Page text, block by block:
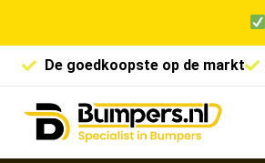
De goedkoopste op de markt